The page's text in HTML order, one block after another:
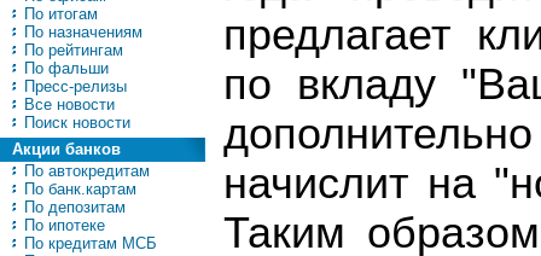
По итогам
По назначениям
По рейтингам
По фальши
Пресс-релизы
Все новости
Поиск новости
Акции банков
По автокредитам
По банк.картам
По депозитам
По ипотеке
По кредитам МСБ
предлагает
по вкладу
начислит на
Таким